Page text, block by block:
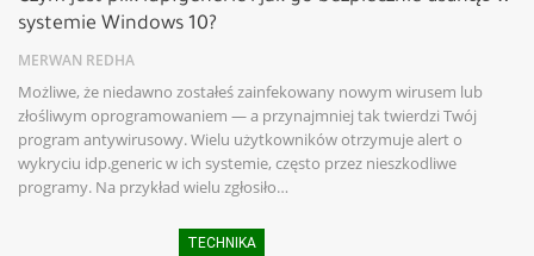
systemie Windows 10?
MERWAN REDHA
Możliwe, że niedawno zostałeś zainfekowany nowym wirusem lub
złośliwym oprogramowaniem — a przynajmniej tak twierdzi Twój
program antywirusowy. Wielu użytkowników otrzymuje alert o
wykryciu idp.generic w ich systemie, często przez nieszkodliwe
programy. Na przykład wielu zgłosiło…
TECHNIKA